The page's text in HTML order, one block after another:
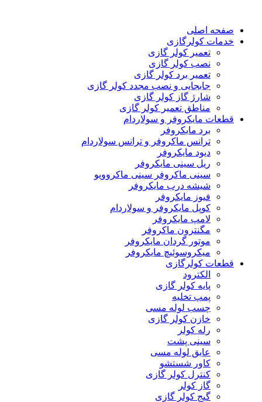
صفحه اصلی
خدمات کولرگازی
تعمیر کولر گازی
نصب کولر گازی
تعمیر برد کولر گازی
جابجایی و نصب مجدد کولر گازی
شارژ گاز کولر گازی
مناطق تعمیر کولر گازی
قطعات مایکروفر و سولاردام
برد مایکروفر
ترانس ماکروفر و ترانس سولاردام
دیود مایکروفر
ریل سینی مایکروفر
سینی ماکروفر سینی ماکروویو
شیشه درب مایکروفر
فیوز مایکروفر
کوپل مایکروفر و سولاردام
لامپ مایکروفر
مگنترون ماکروفر
موتور گردان مایکروفر
میکروسوئیچ مایکروفر
قطعات کولرگازی
الکترود
پایه کولر گازی
پمپ تخلیه
چسب لوله مسی
خازن کولر گازی
رله کولر
سینی پشت
عایق لوله مسی
کاور شستشو
کنترل کولر گازی
گاز کولر
گیج کولر گازی